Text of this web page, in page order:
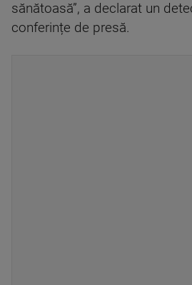
sănătoasă”, a declarat un
conferințe de presă.